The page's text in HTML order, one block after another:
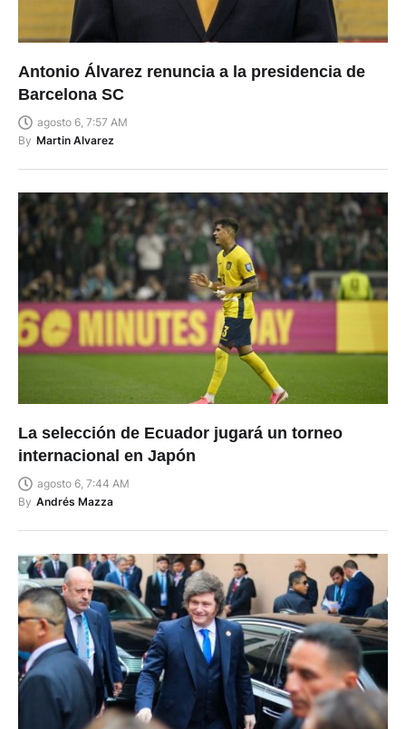
Antonio Álvarez renuncia a la presidencia de
Barcelona SC
agosto 6, 7:57 AM
By Martin Alvarez
La selección de Ecuador jugará un torneo
internacional en Japón
agosto 6, 7:44 AM
By Andrés Mazza